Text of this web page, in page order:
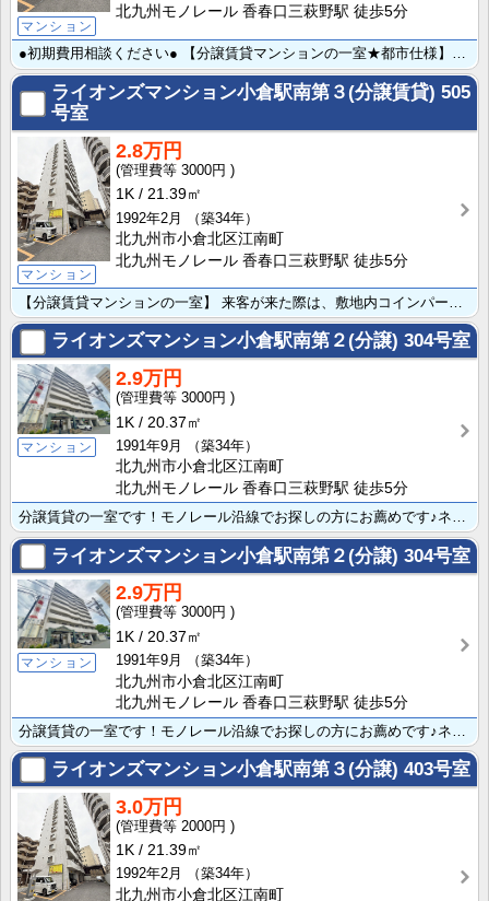
マンション
北九州モノレール 香春口三萩野駅 徒歩5分
●初期費用相談ください● 【分譲賃貸マンションの一室★都市仕様】 来客が来た際は、敷地内コインパーキ･･･
ライオンズマンション小倉駅南第３(分譲賃貸) 505
号室
マンション
2.8万円
3000円
1K
21.39㎡
1992年2月
（築34年）
北九州市小倉北区江南町
北九州モノレール 香春口三萩野駅 徒歩5分
ライオンズマンション小倉駅南第２(分譲) 304号室
マンション
2.9万円
3000円
1K
20.37㎡
1991年9月
（築34年）
北九州市小倉北区江南町
北九州モノレール 香春口三萩野駅 徒歩5分
ライオンズマンション小倉駅南第２(分譲) 304号室
マンション
2.9万円
3000円
1K
20.37㎡
1991年9月
（築34年）
北九州市小倉北区江南町
北九州モノレール 香春口三萩野駅 徒歩5分
ライオンズマンション小倉駅南第３(分譲) 403号室
3.0万円
2000円
1K
21.39㎡
1992年2月
（築34年）
北九州市小倉北区江南町